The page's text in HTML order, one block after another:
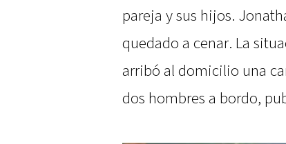
pareja y sus hijos.
quedado a cenar. La
arribó al domicilio una
dos hombres a bordo,